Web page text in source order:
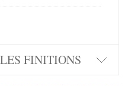
FINITIONS